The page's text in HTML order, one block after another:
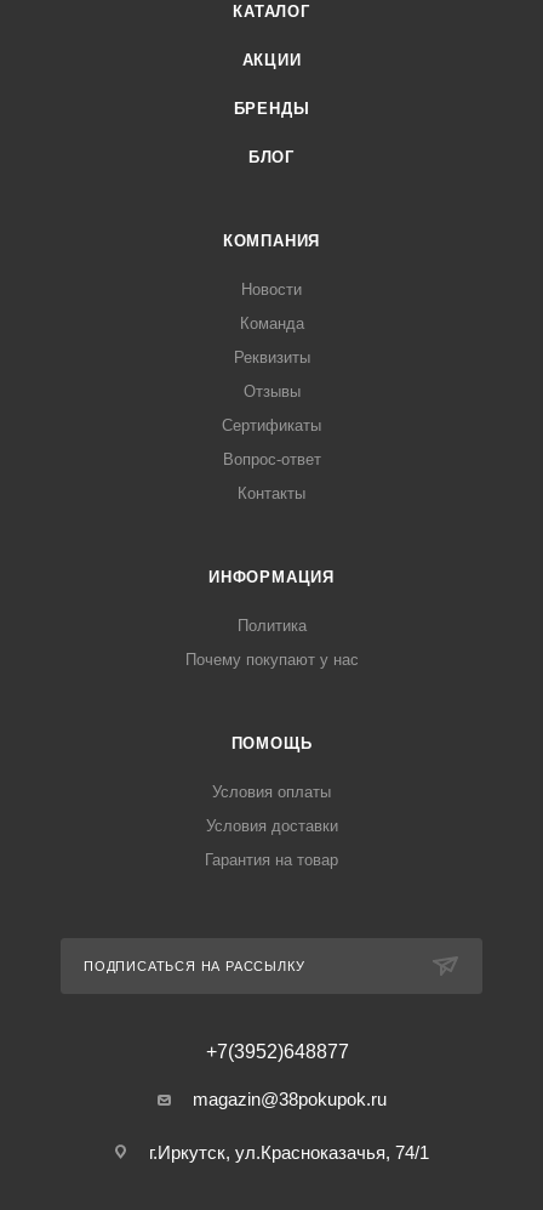
КАТАЛОГ
АКЦИИ
БРЕНДЫ
БЛОГ
КОМПАНИЯ
Новости
Команда
Реквизиты
Отзывы
Сертификаты
Вопрос-ответ
Контакты
ИНФОРМАЦИЯ
Политика
Почему покупают у нас
ПОМОЩЬ
Условия оплаты
Условия доставки
Гарантия на товар
ПОДПИСАТЬСЯ НА РАССЫЛКУ
+7(3952)648877
magazin@38pokupok.ru
г.Иркутск, ул.Красноказачья, 74/1